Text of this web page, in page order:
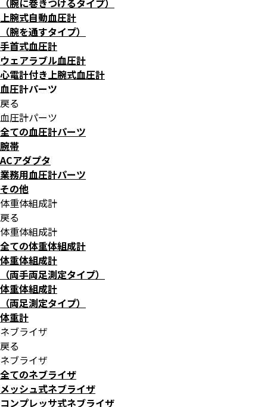
（腕に巻きつけるタイプ）
上腕式自動血圧計
（腕を通すタイプ）
手首式血圧計
ウェアラブル血圧計
心電計付き上腕式血圧計
血圧計パーツ
戻る
血圧計パーツ
全ての血圧計パーツ
腕帯
ACアダプタ
業務用血圧計パーツ
その他
体重体組成計
戻る
体重体組成計
全ての体重体組成計
体重体組成計
（両手両足測定タイプ）
体重体組成計
（両足測定タイプ）
体重計
ネブライザ
戻る
ネブライザ
全てのネブライザ
メッシュ式ネブライザ
コンプレッサ式ネブライザ